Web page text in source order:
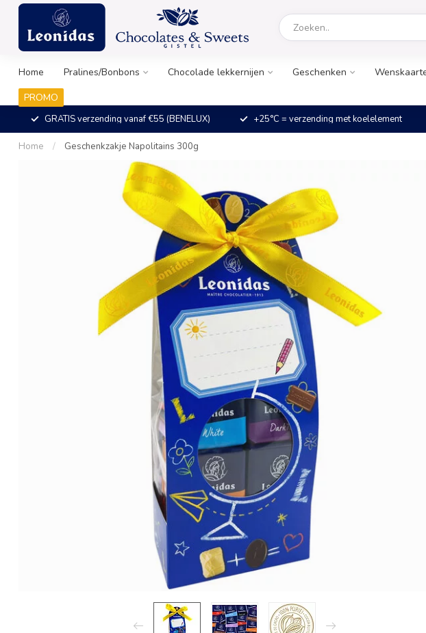
Home Pralines/Bonbons Chocolade lekkernijen Geschenken
PROMO
GRATIS verzending vanaf €55 (BENELUX) +25°C = verzending met koelelement
Home / Geschenkzakje Napolitains 300g